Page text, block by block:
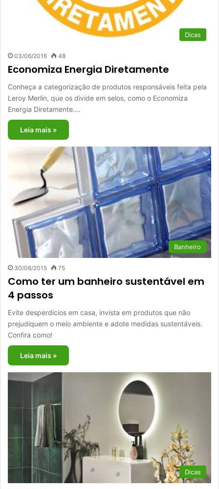
Dicas
03/06/2016 48
Economiza Energia Diretamente
Conheça a categorização de produtos responsáveis feita pela
Leroy Merlin, que os divide em selos, como o Economiza
Energia Diretamente.…
Leia mais »
Banheiro
30/06/2015 75
Como ter um banheiro sustentável em
4 passos
Evite desperdícios em casa, invista em produtos que não
prejudiquem o meio ambiente e adote medidas sustentáveis.
Confira como!
Leia mais »
Dicas